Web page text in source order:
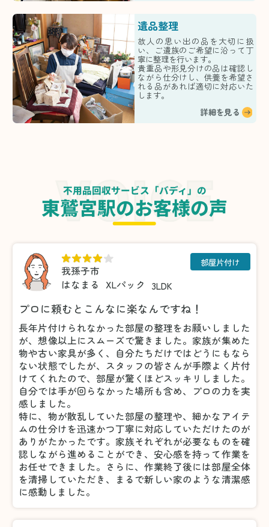
遺品整理
故人の思い出の品を大切に扱
い、ご遺族のご希望に沿って丁
寧に整理を行います。
貴重品や形見分けの品は確認し
ながら仕分けし、供養を希望さ
れる品があれば適切に対応いた
します。
詳細を見る
不用品回収サービス「バディ」の
東鷲宮駅のお客様の声
我孫子市
はなまる
XLパック 3LDK
部屋片付け
プロに頼むとこんなに楽なんですね！
長年片付けられなかった部屋の整理をお願いしました
が、想像以上にスムーズで驚きました。家族が集めた
物や古い家具が多く、自分たちだけではどうにもなら
ない状態でしたが、スタッフの皆さんが手際よく片付
けてくれたので、部屋が驚くほどスッキリしました。
自分では手が回らなかった場所も含め、プロの力を実
感しました。
特に、物が散乱していた部屋の整理や、細かなアイテ
ムの仕分けを迅速かつ丁寧に対応していただけたのが
ありがたかったです。家族それぞれが必要なものを確
認しながら進めることができ、安心感を持って作業を
お任せできました。さらに、作業終了後には部屋全体
を清掃していただき、まるで新しい家のような清潔感
に感動しました。